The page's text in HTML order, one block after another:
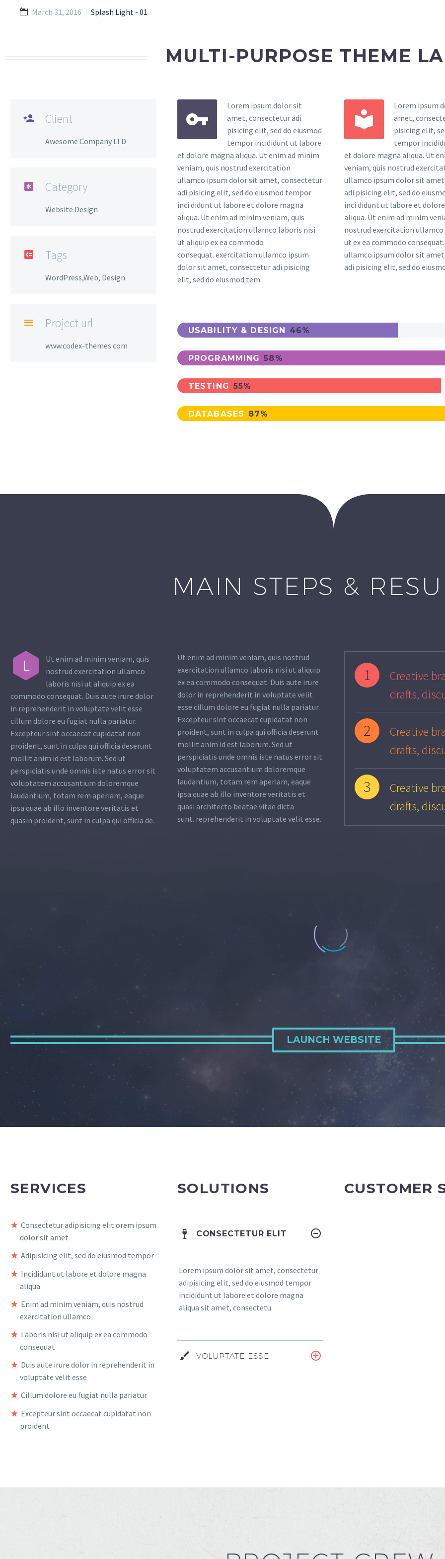
March 31, 2016 Splash Light - 01
MULTI-PURPOSE THEME
 Client
Awesome Company LTD
 Category
Website Design
 Tags
WordPress,Web, Design
 Project url
www.codex-themes.com


Lorem ipsum dolor sit
amet, consectetur adi
pisicing elit, sed do eiusmod
tempor incididunt ut labore
et dolore magna aliqua. Ut enim ad minim
veniam, quis nostrud exercitation
ullamco ipsum dolor sit amet, consectetur
adi pisicing elit, sed do eiusmod tempor
inci didunt ut labore et dolore magna
aliqua. Ut enim ad minim veniam, quis
nostrud exercitation ullamco laboris nisi
ut aliquip ex ea commodo
consequat. exercitation ullamco ipsum
dolor sit amet, consectetur adi pisicing
elit, sed do eiusmod tem.


Lorem ipsum
amet,
pisicing elit,
tempor
et dolore magna aliqua. Ut
veniam, quis nostrud
ullamco ipsum dolor sit
adi pisicing elit, sed do
inci didunt ut labore et
aliqua. Ut enim ad minim
nostrud exercitation
ut ex ea commodo
ullamco ipsum dolor sit
adi pisicing elit, sed do
USABILITY & DESIGN 46%
PROGRAMMING 58%
TESTING 55%
DATABASES 87%
MAIN STEPS &
L
Ut enim ad minim veniam, quis
nostrud exercitation ullamco
laboris nisi ut aliquip ex ea
commodo consequat. Duis aute irure dolor
in reprehenderit in voluptate velit esse
cillum dolore eu fugiat nulla pariatur.
Excepteur sint occaecat cupidatat non
proident, sunt in culpa qui officia deserunt
mollit anim id est laborum. Sed ut
perspiciatis unde omnis iste natus error sit
voluptatem accusantium doloremque
laudantium, totam rem aperiam, eaque
ipsa quae ab illo inventore veritatis et
quasin proident, sunt in culpa qui officia de.
Ut enim ad minim veniam, quis nostrud
exercitation ullamco laboris nisi ut aliquip
ex ea commodo consequat. Duis aute irure
dolor in reprehenderit in voluptate velit
esse cillum dolore eu fugiat nulla pariatur.
Excepteur sint occaecat cupidatat non
proident, sunt in culpa qui officia deserunt
mollit anim id est laborum. Sed ut
perspiciatis unde omnis iste natus error sit
voluptatem accusantium doloremque
laudantium, totam rem aperiam, eaque
ipsa quae ab illo inventore veritatis et
quasi architecto beatae vitae dicta
sunt. reprehenderit in voluptate velit esse.
1
Creative
drafts,
2
Creative
drafts,
3
Creative
drafts,
LAUNCH WEBSITE
SERVICES
Consectetur adipisicing elit orem ipsum
dolor sit amet
Adipisicing elit, sed do eiusmod tempor
Incididunt ut labore et dolore magna
aliqua
Enim ad minim veniam, quis nostrud
exercitation ullamco
Laboris nisi ut aliquip ex ea commodo
consequat
Duis aute irure dolor in reprehenderit in
voluptate velit esse
Cillum dolore eu fugiat nulla pariatur
Excepteur sint occaecat cupidatat non
proident
SOLUTIONS
CONSECTETUR ELIT
Lorem ipsum dolor sit amet, consectetur
adipisicing elit, sed do eiusmod tempor
incididunt ut labore et dolore magna
aliqua sit amet, consectetu.
VOLUPTATE ESSE
CUSTOMER